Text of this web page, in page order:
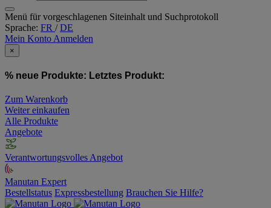
Menü für vorgeschlagenen Siteinhalt und Suchprotokoll
Sprache: FR /DE
Mein Konto Anmelden
×
% neue Produkte: Letztes Produkt:
Zum Warenkorb
Weiter einkaufen
Alle Produkte
Angebote
Verantwortungsvolles Angebot
Manutan Expert
Bestellstatus Expressbestellung Brauchen Sie Hilfe?